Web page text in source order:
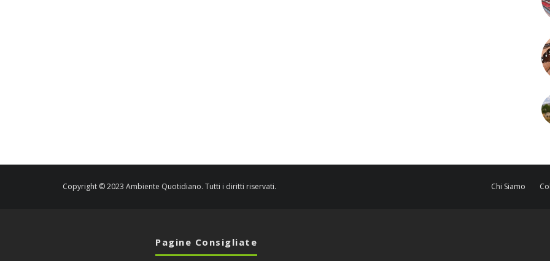
Copyright © 2023 Ambiente Quotidiano. Tutti i diritti riservati. Chi Siamo
Pagine Consigliate